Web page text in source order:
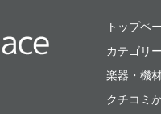
ミュージックプレ
トップペ
カテゴリ
楽器・機
クチコミ